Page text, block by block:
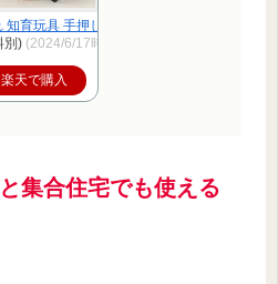
知育玩具 手押し車 出産祝い 1歳誕生日プ
別) (2024/6/17時点)
楽天で購入
集合住宅でも使える